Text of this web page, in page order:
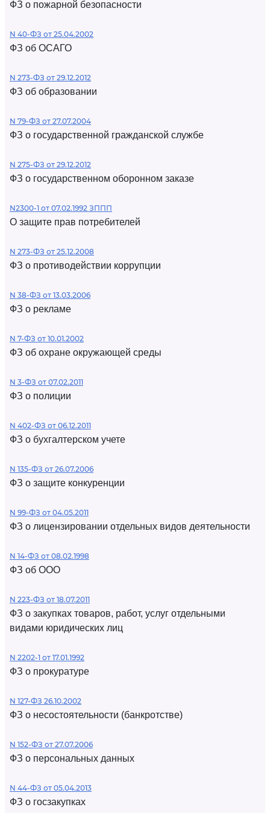
ФЗ о пожарной безопасности
N 40-ФЗ от 25.04.2002
ФЗ об ОСАГО
N 273-ФЗ от 29.12.2012
ФЗ об образовании
N 79-ФЗ от 27.07.2004
ФЗ о государственной гражданской службе
N 275-ФЗ от 29.12.2012
ФЗ о государственном оборонном заказе
N2300-1 от 07.02.1992 ЗППП
О защите прав потребителей
N 273-ФЗ от 25.12.2008
ФЗ о противодействии коррупции
N 38-ФЗ от 13.03.2006
ФЗ о рекламе
N 7-ФЗ от 10.01.2002
ФЗ об охране окружающей среды
N 3-ФЗ от 07.02.2011
ФЗ о полиции
N 402-ФЗ от 06.12.2011
ФЗ о бухгалтерском учете
N 135-ФЗ от 26.07.2006
ФЗ о защите конкуренции
N 99-ФЗ от 04.05.2011
ФЗ о лицензировании отдельных видов деятельности
N 14-ФЗ от 08.02.1998
ФЗ об ООО
N 223-ФЗ от 18.07.2011
ФЗ о закупках товаров, работ, услуг отдельными
видами юридических лиц
N 2202-1 от 17.01.1992
ФЗ о прокуратуре
N 127-ФЗ 26.10.2002
ФЗ о несостоятельности (банкротстве)
N 152-ФЗ от 27.07.2006
ФЗ о персональных данных
N 44-ФЗ от 05.04.2013
ФЗ о госзакупках